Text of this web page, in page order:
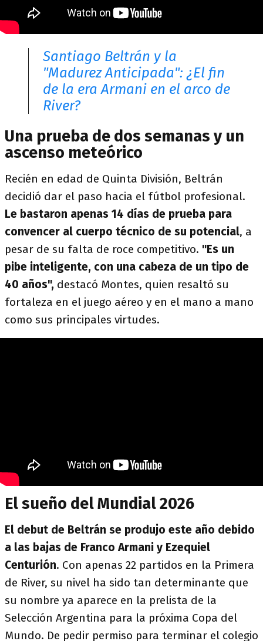
Santiago Beltrán y la
"Madurez Anticipada": ¿El fin
de la era Armani en el arco de
River?
Una prueba de dos semanas y un
ascenso meteórico
Recién en edad de Quinta División, Beltrán
decidió dar el paso hacia el fútbol profesional.
Le bastaron apenas 14 días de prueba para
convencer al cuerpo técnico de su potencial, a
pesar de su falta de roce competitivo. "Es un
pibe inteligente, con una cabeza de un tipo de
40 años", destacó Montes, quien resaltó su
fortaleza en el juego aéreo y en el mano a mano
como sus principales virtudes.
El sueño del Mundial 2026
El debut de Beltrán se produjo este año debido
a las bajas de Franco Armani y Ezequiel
Centurión. Con apenas 22 partidos en la Primera
de River, su nivel ha sido tan determinante que
su nombre ya aparece en la prelista de la
Selección Argentina para la próxima Copa del
Mundo. De pedir permiso para terminar el colegio